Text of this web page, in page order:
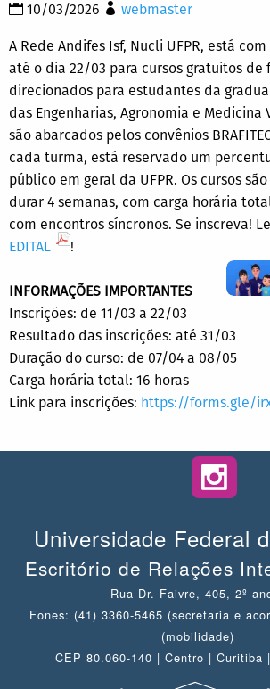
10/03/2026 webmaster
A Rede Andifes Isf, Nucli UFPR, está
até o dia 22/03 para cursos gratuitos de
direcionados para estudantes da
das Engenharias, Agronomia e Medicina
são abarcados pelos convênios
cada turma, está reservado um
público em geral da UFPR. Os cursos
durar 4 semanas, com carga horária
com encontros síncronos. Se inscreva!
EDITAL
!
INFORMAÇÕES IMPORTANTES
Inscrições: de 11/03 a 22/03
Resultado das inscrições: até 31/03
Duração do curso: de 07/04 a 08/05
Carga horária total: 16 horas
Link para inscrições: https://forms.gle/
Universidade Federal
Escritório de Relações
Rua Dr. Faivre, 405, 2º
Fones: (41) 3360-5465 (secretaria e acordos) / 3360-5474
(mobilidade)
CEP 80.060-140 | Centro | Curitiba